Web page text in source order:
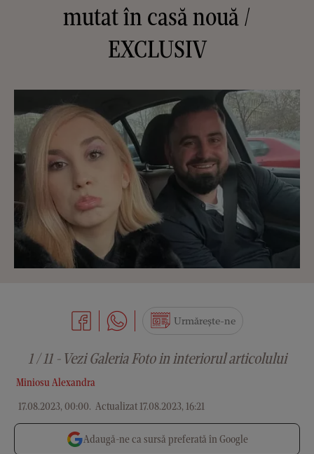
mutat în casă nouă /
EXCLUSIV
Miniosu Alexandra
17.08.2023, 00:00. Actualizat 17.08.2023, 16:21
Urmărește-ne
1 / 11 - Vezi Galeria Foto in interiorul articolului
Adaugă-ne ca sursă preferată în Google